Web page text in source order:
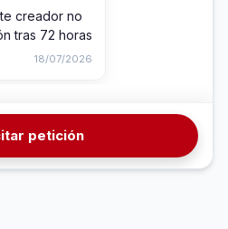
creador no
tras 72 horas
18/07/2026
petición